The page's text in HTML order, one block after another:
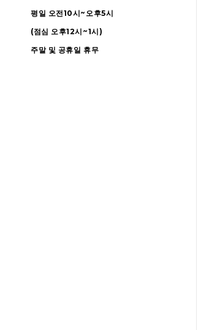
평일 오전10시~오후5시
(점심 오후12시~1시)
주말 및 공휴일 휴무